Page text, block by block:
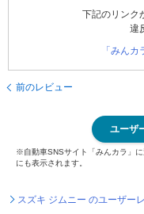
下記のリンク
違
「みん
前のレビュー
ユーザ
※自動車SNSサイト「みんカラ」
にも表示されます。
スズキ ジムニー のユーザー